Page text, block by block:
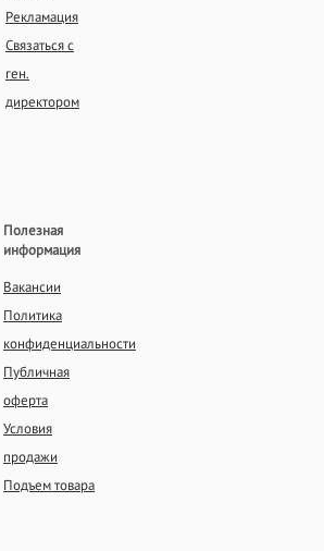
Рекламация
Связаться с
ген.
директором
Полезная
информация
Вакансии
Политика
конфиденциальности
Публичная
оферта
Условия
продажи
Подъем товара